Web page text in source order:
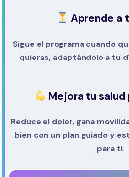
Aprende a
Sigue el programa cuando
quieras, adaptándolo a tu
Mejora tu salud
Reduce el dolor, gana
bien con un plan guiado y
para ti.